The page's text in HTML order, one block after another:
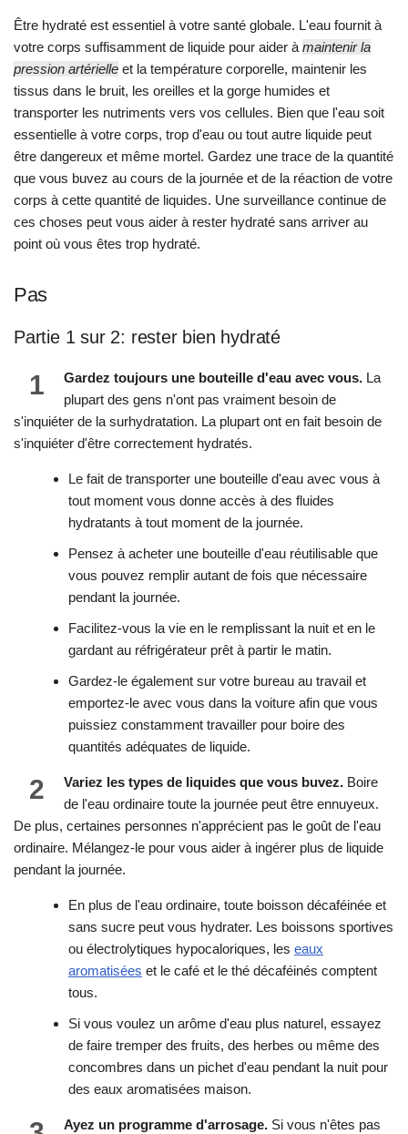
Être hydraté est essentiel à votre santé globale. L'eau fournit à
votre corps suffisamment de liquide pour aider àmaintenir la
pression artérielle et la température corporelle, maintenir les
tissus dans le bruit, les oreilles et la gorge humides et
transporter les nutriments vers vos cellules. Bien que l'eau soit
essentielle à votre corps, trop d'eau ou tout autre liquide peut
être dangereux et même mortel. Gardez une trace de la quantité
que vous buvez au cours de la journée et de la réaction de votre
corps à cette quantité de liquides. Une surveillance continue de
ces choses peut vous aider à rester hydraté sans arriver au
point où vous êtes trop hydraté.
Pas
Partie 1 sur 2: rester bien hydraté
1 Gardez toujours une bouteille d'eau avec vous. La
plupart des gens n'ont pas vraiment besoin de
s'inquiéter de la surhydratation. La plupart ont en fait besoin de
s'inquiéter d'être correctement hydratés.
Le fait de transporter une bouteille d'eau avec vous à
tout moment vous donne accès à des fluides
hydratants à tout moment de la journée.
Pensez à acheter une bouteille d'eau réutilisable que
vous pouvez remplir autant de fois que nécessaire
pendant la journée.
Facilitez-vous la vie en le remplissant la nuit et en le
gardant au réfrigérateur prêt à partir le matin.
Gardez-le également sur votre bureau au travail et
emportez-le avec vous dans la voiture afin que vous
puissiez constamment travailler pour boire des
quantités adéquates de liquide.
2 Variez les types de liquides que vous buvez. Boire
de l'eau ordinaire toute la journée peut être ennuyeux.
De plus, certaines personnes n'apprécient pas le goût de l'eau
ordinaire. Mélangez-le pour vous aider à ingérer plus de liquide
pendant la journée.
En plus de l'eau ordinaire, toute boisson décaféinée et
sans sucre peut vous hydrater. Les boissons sportives
ou électrolytiques hypocaloriques, les eaux
aromatisées et le café et le thé décaféinés comptent
tous.
Si vous voulez un arôme d'eau plus naturel, essayez
de faire tremper des fruits, des herbes ou même des
concombres dans un pichet d'eau pendant la nuit pour
des eaux aromatisées maison.
Ayez un programme d'arrosage. Si vous n'êtes pas